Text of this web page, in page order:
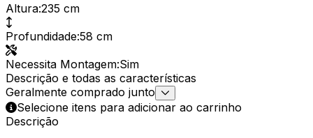
Altura:235 cm
Profundidade:58 cm
Necessita Montagem:Sim
Descrição e todas as características
Geralmente comprado junto
Selecione itens para adicionar ao carrinho
Descrição